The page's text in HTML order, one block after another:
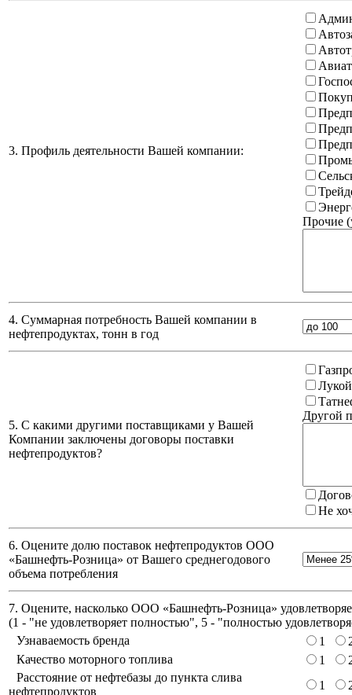
3. Профиль деятельности Вашей компании:
Прочие
4. Суммарная потребность Вашей компании в
нефтепродуктах, тонн в год
5. С какими другими поставщиками у Вашей
Компании заключены договоры поставки
нефтепродуктов?
Другой
Не
6. Оцените долю поставок нефтепродуктов ООО
«Башнефть-Розница» от Вашего среднегодового
объема потребления
7. Оцените, насколько ООО «Башнефть-Розница»
(1 - "не удовлетворяет полностью", 5 - "полностью
Узнаваемость бренда
1
Качество моторного топлива
1
Расстояние от нефтебазы до пункта слива
нефтепродуктов
1